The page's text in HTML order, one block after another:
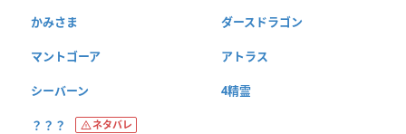
かみさま ダースドラゴン
マントゴーア アトラス
シーバーン 4精霊
？？？ ネタバレ